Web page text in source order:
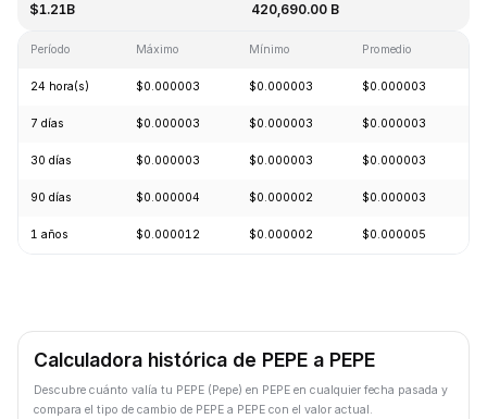
$1.21B 420,690.00 B
Período Máximo Mínimo Promedio
24 hora(s) $0.000003 $0.000003 $0.000003
7 días $0.000003 $0.000003 $0.000003
30 días $0.000003 $0.000003 $0.000003
90 días $0.000004 $0.000002 $0.000003
1 años $0.000012 $0.000002 $0.000005
Calculadora histórica de PEPE a PEPE
Descubre cuánto valía tu PEPE (Pepe) en PEPE en cualquier fecha pasada y
compara el tipo de cambio de PEPE a PEPE con el valor actual.